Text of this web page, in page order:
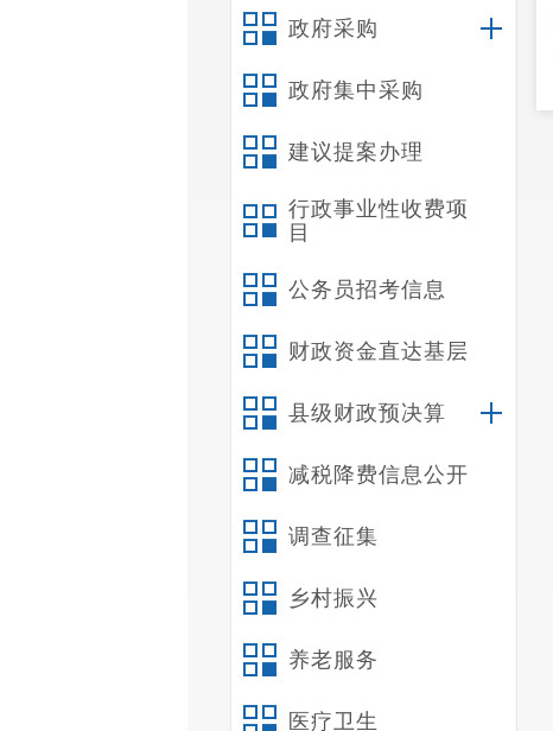
政府采购
政府集中采购
建议提案办理
行政事业性收费项
目
公务员招考信息
财政资金直达基层
县级财政预决算
减税降费信息公开
调查征集
乡村振兴
养老服务
医疗卫生